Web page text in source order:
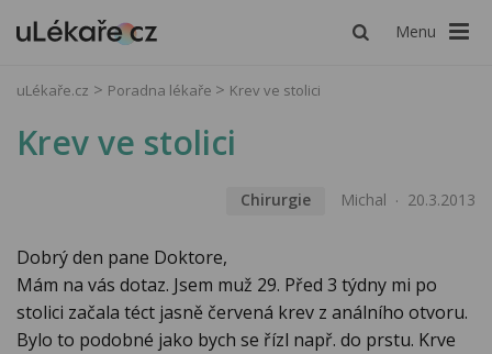
Menu
uLékaře.cz Poradna lékaře Krev ve stolici
Krev ve stolici
Chirurgie Michal 20.3.2013
Dobrý den pane Doktore,
Mám na vás dotaz. Jsem muž 29. Před 3 týdny mi po
stolici začala téct jasně červená krev z análního otvoru.
Bylo to podobné jako bych se řízl např. do prstu. Krve